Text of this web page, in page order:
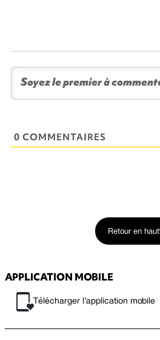
0 COMMENTAIRES
Retour en haut
APPLICATION MOBILE
Télécharger l’application mobile